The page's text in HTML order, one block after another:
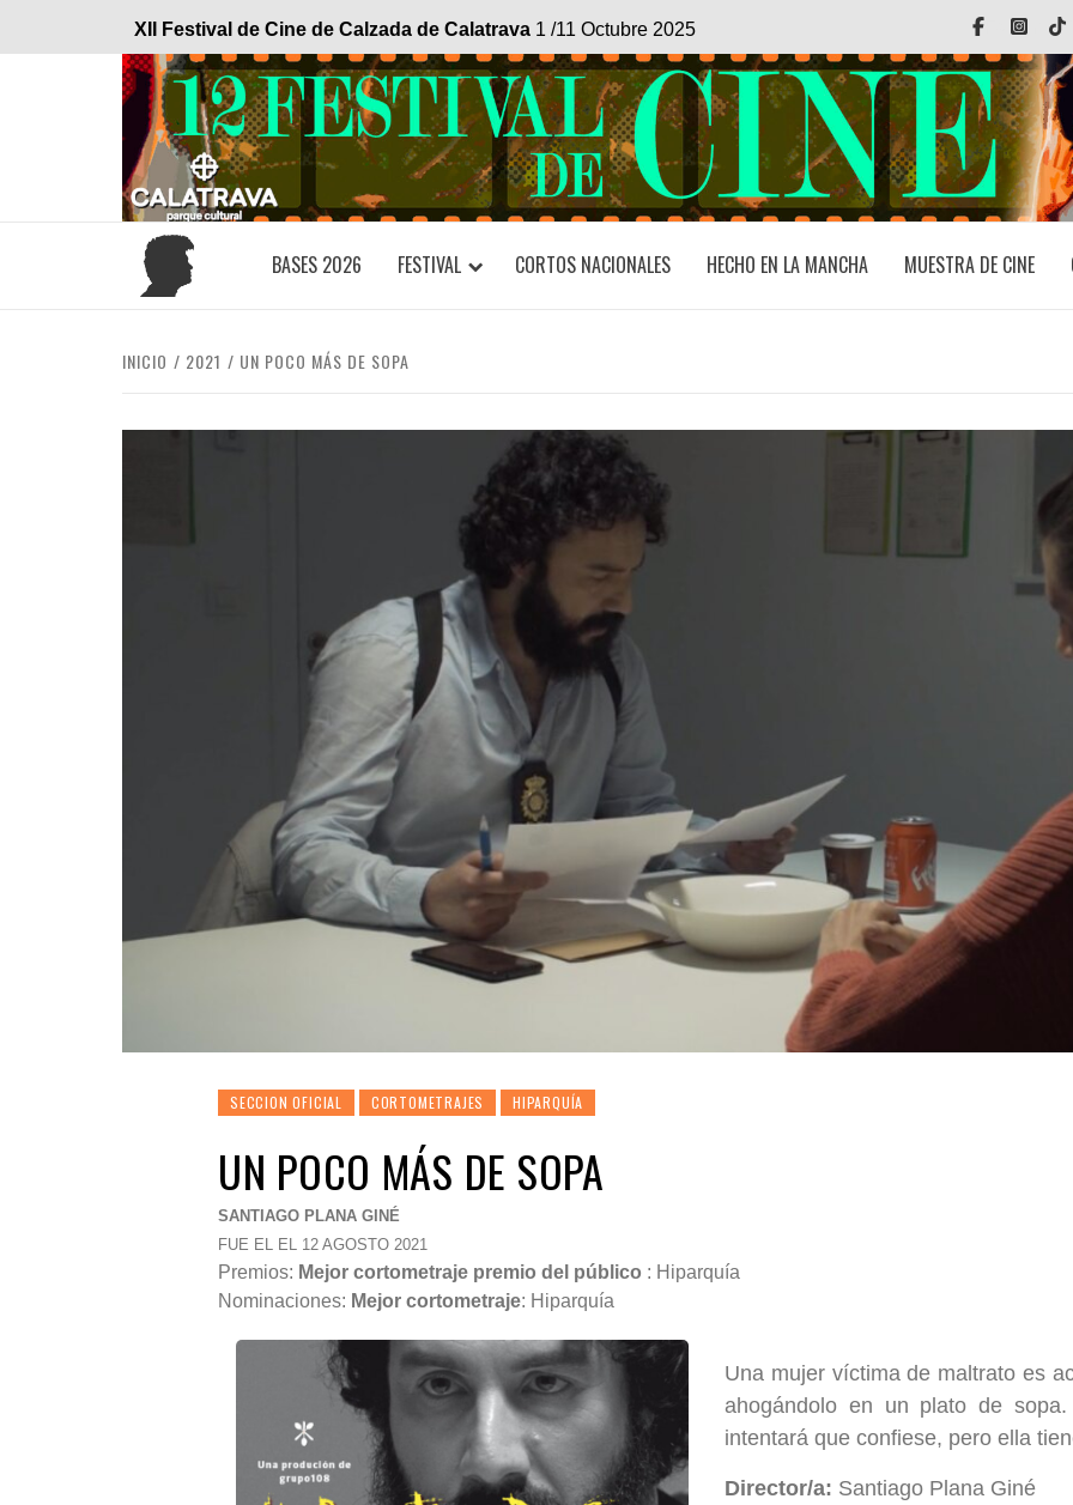
XII Festival de Cine de Calzada de Calatrava 1 /11 Octubre 2025 Facebook
BASES 2026 FESTIVAL CORTOS NACIONALES HECHO EN LA MANCHA MUESTRA DE CINE
INICIO 2021 UN POCO MÁS DE SOPA
SECCION OFICIAL CORTOMETRAJES HIPARQUÍA
UN POCO MÁS DE SOPA
SANTIAGO PLANA GINÉ
FUE EL EL 12 AGOSTO 2021
Premios: Mejor cortometraje premio del público : Hiparquía
Nominaciones: Mejor cortometraje: Hiparquía
Una mujer víctima de maltrato es
ahogándolo en un plato de
intentará que confiese, pero ella
Director/a: Santiago Plana Giné